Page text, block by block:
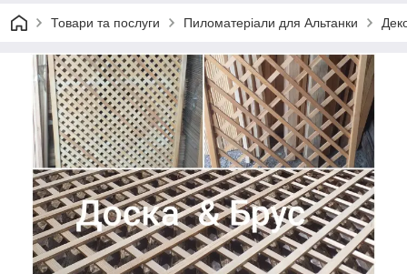
Товари та послуги Пиломатеріали для Альтанки